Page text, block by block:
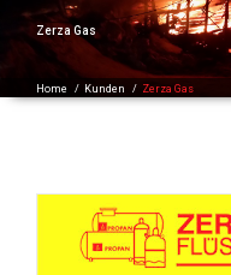
Zerza Gas
Home / Kunden / Zerza Gas